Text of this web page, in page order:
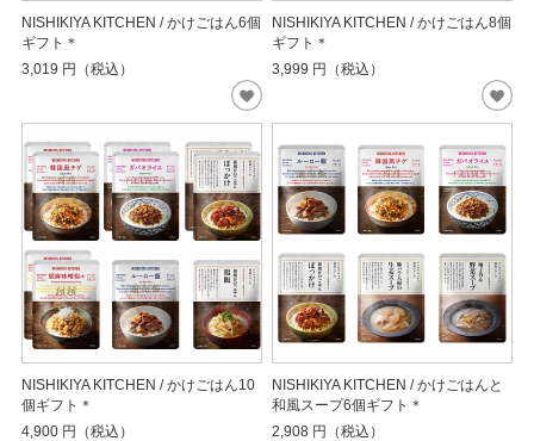
NISHIKIYA KITCHEN / かけごはん6個
ギフト＊
3,019 円（税込）
NISHIKIYA KITCHEN / かけごはん8個
ギフト＊
3,999 円（税込）
NISHIKIYA KITCHEN / かけごはん10
個ギフト＊
4,900 円（税込）
NISHIKIYA KITCHEN / かけごはんと
和風スープ6個ギフト＊
2,908 円（税込）